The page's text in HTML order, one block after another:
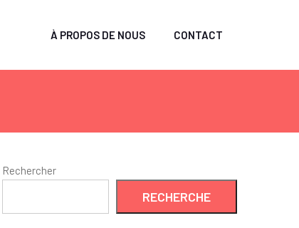
À PROPOS DE NOUS CONTACT
Rechercher
RECHERCHE